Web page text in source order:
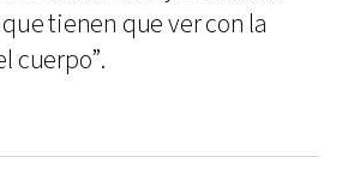
tienen que ver con la
cuerpo”.